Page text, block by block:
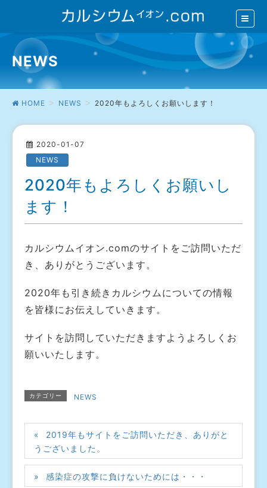
NEWS
HOME NEWS 2020年もよろしくお願いします！
2020-01-07
NEWS
2020年もよろしくお願いし
ます！
カルシウムイオン.comのサイトをご訪問いただ
き、ありがとうございます。
2020年も引き続きカルシウムについての情報
を皆様にお伝えしていきます。
サイトを訪問していただきますようよろしくお
願いいたします。
カテゴリー NEWS
2019年もサイトをご訪問いただき、ありがと
うございました。
感染症の攻撃に負けないためには・・・